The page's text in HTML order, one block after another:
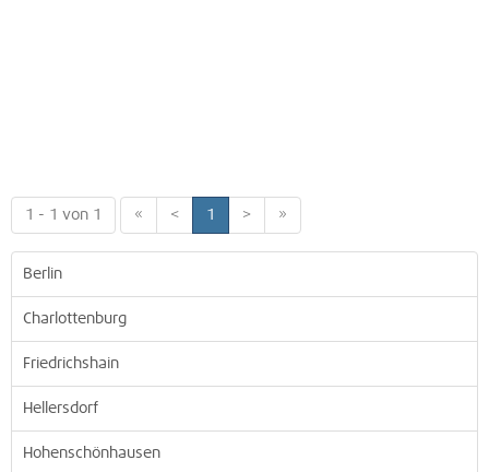
1 - 1 von 1 « < 1 > »
Berlin
Charlottenburg
Friedrichshain
Hellersdorf
Hohenschönhausen